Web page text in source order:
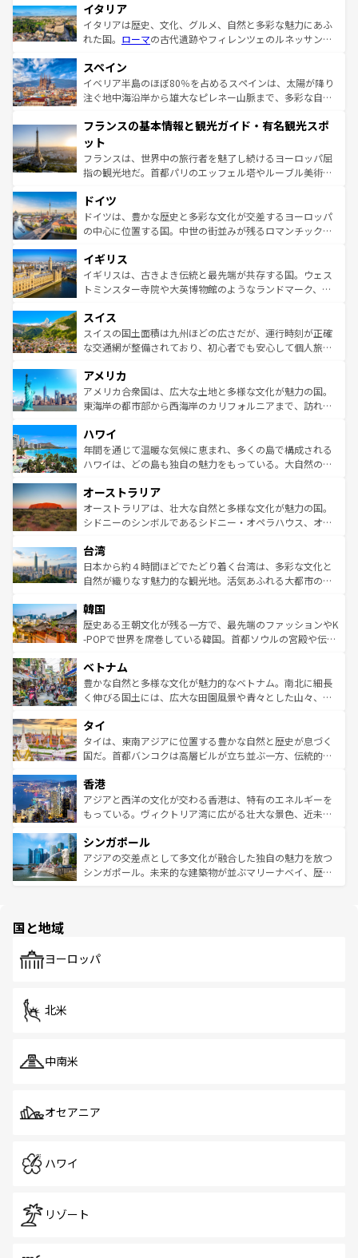
イタリア
イタリアは歴史、文化、グルメ、自然と多彩な魅力にあふ
れた国。 ローマの古代遺跡やフィレンツェのルネッサンス
ろん、トスカーナの美しい田園風景やアマルフィ海岸の絶
景など、自然景観も見逃せない。観光の合間には、本場の
ピザやパスタなど、絶品のイタリア料理を堪能することも
ませてくれるイタリアで、忘れられない旅をしてみよう！
なお、新着のイタリア情報は
しい。
スペイン
イベリア半島のほぼ80％を占めるスペインは、太陽が降り
注ぐ地中海沿岸から雄大なピレネー山脈まで、多彩な自然
文化が根付くこの国では、情熱的なフラメンコ、熱気あふ
れる闘牛、そして美味しいタパスが生活の一部となってい
る。首都マドリードの洗練された雰囲気や、バルセロナの
アートに溢れた街角から、地方では古代ローマ遺跡や中世
せる。地方によって風土や気候が異なるスペインはその個
性で訪れる人を魅了する。 なお、新着のスペイン情報は コ
ンテンツ一覧を参照してほしい。
フランスの基本情報と観光ガイド・有名観光スポ
ット
フランスは、世界中の旅行者を魅了し続けるヨーロッパ屈
指の観光地だ。首都パリのエッフェル塔やルーブル美術館
で、幅広い魅力が詰まっている。華麗な宮殿、歴史的な大
聖堂、美しいビーチ、そして豊かな自然が、訪れる者を心
から魅了する。また、フランスは美食の国としても知ら
いる。シャンパンの発祥地であるランス、プロヴァンスの
香り高いラベンダー畑など、多彩な楽しみ方が可能だ。さ
らに、パリ以外の地域にも魅力が溢れており、どの街角に
れる地方に足を運ぶとそれぞれで全く異なる文化を体験で
きるだろう。 なお、新着のフランス情報はコンテンツ一覧
を参照してほしい。
ドイツ
ドイツは、豊かな歴史と多彩な文化が交差するヨーロッパ
の中心に位置する国。中世の街並みが残るロマンチック街
顔を持つこの国は、どこを歩いても飽きることがない。ベ
ルリンの文化的活気、バイエルン州のアルプスの絶景、そ
してライン川沿いのワイン畑といった風景は必見。ビール
は、お酒好きな人にはぜひ体験してほしい。 なお、新着の
ドイツ情報はコンテンツ一覧を参照してほしい。
イギリス
イギリスは、古きよき伝統と最先端が共存する国。ウェス
トミンスター寺院や大英博物館のようなランドマーク、歴
リアごとに異なる魅力がある。また、優雅なアフタヌーン
ティー、ビール好きにはたまらない英国パブ、サッカー観
戦など、本場だからこそできる体験も豊富。イギリスを旅
ンツ一覧を参照してほしい。
スイス
スイスの国土面積は九州ほどの広さだが、運行時刻が正確
な交通網が整備されており、初心者でも安心して個人旅行
の建物がそのまま残る町や、スイスならではのユニークな
博物館もあり、アルプス観光だけでなく町歩きも満喫する
ことができる。国民の所得が高いため物価も高いが、旅行
ば市内交通費無料で観光を楽しむこともできる。 なお、新
着のスイス情報はコンテンツ一覧 を参照してほしい。
アメリカ
アメリカ合衆国は、広大な土地と多様な文化が魅力の国。
東海岸の都市部から西海岸のカリフォルニアまで、訪れる
のような巨大都市は、観光、ショッピング、エンターテイ
ンメントが詰まった刺激的なスポットだ。一方、アメリカ
西部には大自然が広がり、グランドキャニオンやイエロー
部のニューオーリンズでは、音楽と美食が融合した独特の
文化が魅力。旅行者はアメリカの各地域で異なる魅力を楽
しみながら、その多様性と豊かな歴史を感じることができ
ならではの贅沢な旅のスタイルだ。 なお、新着のアメリカ
情報はコンテンツ一覧を参照してほしい。
ハワイ
年間を通じて温暖な気候に恵まれ、多くの島で構成される
ハワイは、どの島も独自の魅力をもっている。大自然の神
ワイ島は見逃せない。また、定番の観光地といえばオアフ
島だが、静かな自然を求めるならマウイ島やカウアイ島が
おすすめ。エメラルドグリーンに輝く海をはじめ、豊かな
れるおもてなしの心で訪れる人々を迎えてくれるハワイの
人々、おいしいローカルフードやハワイアンミュージッ
ク、伝統的なフラダンスなど、すべてがハワイの魅力を彩
ワイを、存分に味わってほしい。 なお、新着のハワイ情報
はコンテンツ一覧を参照してほしい。
オーストラリア
オーストラリアは、壮大な自然と多様な文化が魅力の国。
シドニーのシンボルであるシドニー・オペラハウス、オー
リアリーフや大陸中央部にそびえるウルル（エアーズロッ
ク）、タスマニアの美しい原生林やケアンズの熱帯雨林な
ど、見どころがたくさん。また、カフェやワイン、オージ
いる。アクティビティも充実しており、サーフィンやダイ
ビング、ハイキングなど、アウトドア好きにはたまらな
い。オーストラリアの多彩な魅力を存分に味わいつくそ
参照してほしい。
台湾
日本から約４時間ほどでたどり着く台湾は、多彩な文化と
自然が織りなす魅力的な観光地。活気あふれる大都市の台
ン）、静ひつな山岳地帯である台湾東部など、都市の喧騒
と山間の静けさが共存しており、訪れる人に新しい発見と
驚きをもたらしてくれる。また、奥深い台湾の食文化も魅
容にもいいと評判のスイーツなど、バラエティ豊かな料理
が味わえる。 なお、新着の台湾情報は コンテンツ一覧を参
照してほしい。
韓国
歴史ある王朝文化が残る一方で、最先端のファッションやK
-POPで世界を席巻している韓国。首都ソウルの宮殿や伝統
き、地方に足を延ばせば四季折々の自然美を楽しむことが
できる。そして、キムチや焼肉、絶品のストリートフード
まで、さまざまな韓国料理が待っている。夜には、韓国な
リティに包まれながら、韓国の多彩な魅力を心ゆくまで味
わってみてほしい。 なお、新着の韓国情報はコンテンツ一
覧を参照してほしい。
ベトナム
豊かな自然と多様な文化が魅力的なベトナム。南北に細長
く伸びる国土には、広大な田園風景や青々とした山々、世
急速な発展と共に伝統が息づく。ハノイの古い町並みやホ
ーチミン市のフランス統治時代の建物も、独特の雰囲気を
醸し出している。また、バラエティの豊かさとおいしさで
とつ。フォーやバインミー、ベトナムコーヒーなどは、ぜ
ひ現地で味わいたい。どの地域を訪れてもあたたかい人々
が旅行者を迎えてくれるので、きっと忘れられない旅にな
参照してほしい。
タイ
タイは、東南アジアに位置する豊かな自然と歴史が息づく
国だ。首都バンコクは高層ビルが立ち並ぶ一方、伝統的な
の活気が交差している。北部ではチェンマイなどの山岳地
帯で自然と触れ合い、南部ではプーケットやクラビの美し
いビーチでリゾート気分を楽しむことができる。タイ料理
激する。気候は一年中温暖で、どの季節にも異なる楽しみ
が待っている。親しみやすいタイの人々、仏教を中心とし
た文化、そして多様な観光資源が、訪れる旅人を魅了し続
香港
アジアと西洋の文化が交わる香港は、特有のエネルギーを
もっている。ヴィクトリア湾に広がる壮大な景色、近未来
み、どこを訪れても感動するはず。観光スポットが密集し
ており、効率よく見どころを回れるのも魅力。息をのむよ
うな絶景から文化的な体験まで、香港を存分に楽しみ尽く
シンガポール
アジアの交差点として多文化が融合した独自の魅力を放つ
シンガポール。未来的な建築物が並ぶマリーナベイ、歴史
で、ホーカーズは地元の風情を楽しめる外せないスポット
国と地域
ヨーロッパ
北米
中南米
オセアニア
ハワイ
リゾート